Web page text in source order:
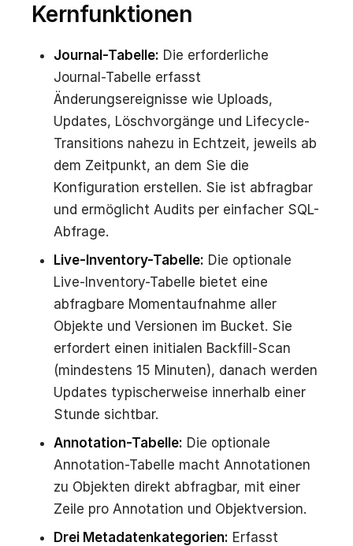
Kernfunktionen
Journal-Tabelle: Die erforderliche
Journal-Tabelle erfasst
Änderungsereignisse wie Uploads,
Updates, Löschvorgänge und Lifecycle-
Transitions nahezu in Echtzeit, jeweils ab
dem Zeitpunkt, an dem Sie die
Konfiguration erstellen. Sie ist abfragbar
und ermöglicht Audits per einfacher SQL-
Abfrage.
Live-Inventory-Tabelle: Die optionale
Live-Inventory-Tabelle bietet eine
abfragbare Momentaufnahme aller
Objekte und Versionen im Bucket. Sie
erfordert einen initialen Backfill-Scan
(mindestens 15 Minuten), danach werden
Updates typischerweise innerhalb einer
Stunde sichtbar.
Annotation-Tabelle: Die optionale
Annotation-Tabelle macht Annotationen
zu Objekten direkt abfragbar, mit einer
Zeile pro Annotation und Objektversion.
Drei Metadatenkategorien: Erfasst